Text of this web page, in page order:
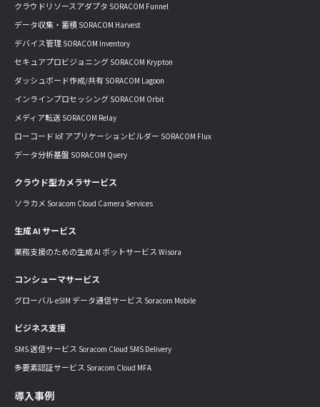
クラウドリソースアダプタ SORACOM Funnel
データ収集・蓄積 SORACOM Harvest
デバイス管理 SORACOM Inventory
セキュアプロビジョニング SORACOM Krypton
ダッシュボード作成/共有 SORACOM Lagoon
インラインプロセッシング SORACOM Orbit
メディア転送 SORACOM Relay
ローコード IoT アプリケーションビルダー SORACOM Flux
データ分析基盤 SORACOM Query
クラウド型カメラサービス
ソラカメ Soracom Cloud Camera Services
生成 AI サービス
業務支援のための生成 AI ボットサービス Wisora
コンシューマサービス
グローバル eSIM データ通信サービス Soracom Mobile
ビジネス支援
SMS 送信サービス Soracom Cloud SMS Delivery
多要素認証サービス Soracom Cloud MFA
導入事例